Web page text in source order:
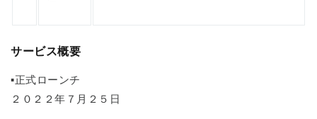
サービス概要
▪正式ローンチ
２０２２年７月２５日